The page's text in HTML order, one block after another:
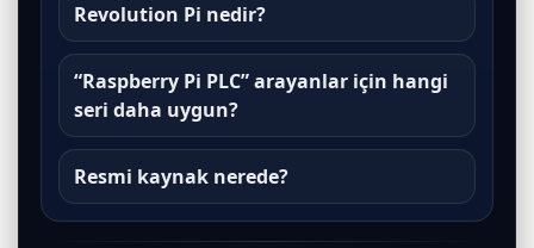
Revolution Pi nedir?
“Raspberry Pi PLC” arayanlar için hangi
seri daha uygun?
Resmi kaynak nerede?